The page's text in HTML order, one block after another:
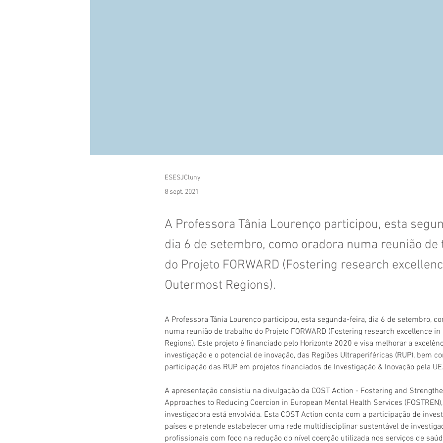
ESESJCluny
8 sept. 2021
A Professora Tânia Lourenço participou, esta
dia 6 de setembro, como oradora numa reunião de
do Projeto FORWARD (Fostering research
Outermost Regions).
A Professora Tânia Lourenço participou, esta segunda-feira, dia 6 de setembro,
numa reunião de trabalho do Projeto FORWARD (Fostering research excellence
Regions). Este projeto é financiado pelo Horizonte 2020 e visa melhorar a
investigação e o potencial de inovação, das Regiões Ultraperiféricas (RUP), bem
participação das RUP em projetos financiados de Investigação & Inovação pela
A apresentação consistiu na divulgação da COST Action - Fostering and
Approaches to Reducing Coercion in European Mental Health Services
investigadora está envolvida. Esta COST Action conta com a participação de
países e pretende estabelecer uma rede multidisciplinar sustentável de
profissionais com foco na redução do nível coerção utilizada nos serviços de